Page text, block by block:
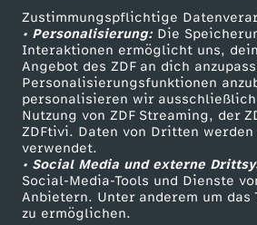
Zustimmungspflichtige
• Personalisierung:Die
Interaktionen ermöglicht uns,
Angebot des ZDF an dich
Personalisierungsfunktionen
personalisieren wir
Nutzung von ZDF Streaming, der
ZDFtivi. Daten von Dritten
verwendet.
• Social Media und externe
Social-Media-Tools und Dienste
Anbietern. Unter anderem um das
zu ermöglichen.
m
ä
n
n
e
Livestreams
Sendungen A-Z
TV-Programm
Hilfe
ZDF Unternehmen
Karriere